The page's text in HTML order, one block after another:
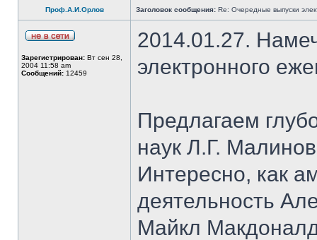
Проф.А.И.Орлов Заголовок сообщения: Re: Очередные выпуски
Зарегистрирован: Вт сен 28,
2004 11:58 am
Сообщений: 12459
2014.01.27.
электронного
Предлагаем
наук Л.Г.
Интересно, как
деятельность
Майкл